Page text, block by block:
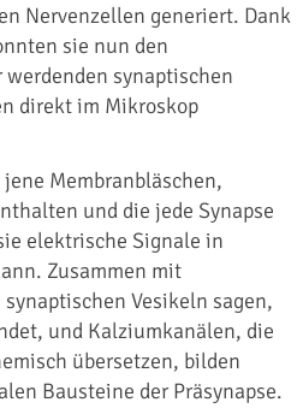
Nervenzellen generiert. Dank
sie nun den
synaptischen
direkt im Mikroskop
Membranbläschen,
und die jede Synapse
elektrische Signale in
Zusammen mit
Vesikeln sagen,
und Kalziumkanälen, die
übersetzen, bilden
Bausteine der Präsynapse.